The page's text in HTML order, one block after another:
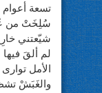
تسعة أعوام
سُلِخَتْ من
شيّعتني
لم ألقَ
الأمل توارى
والغَبَشْ